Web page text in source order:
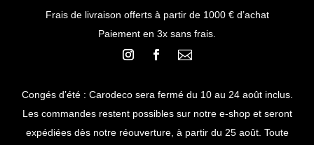
Frais de livraison offerts à partir de 1000 € d’achat
Paiement en 3x sans frais.

Congés d’été : Carodeco sera fermé du 10 au 24 août inclus.
Les commandes restent possibles sur notre e-shop et seront
expédiées dès notre réouverture, à partir du 25 août. Toute